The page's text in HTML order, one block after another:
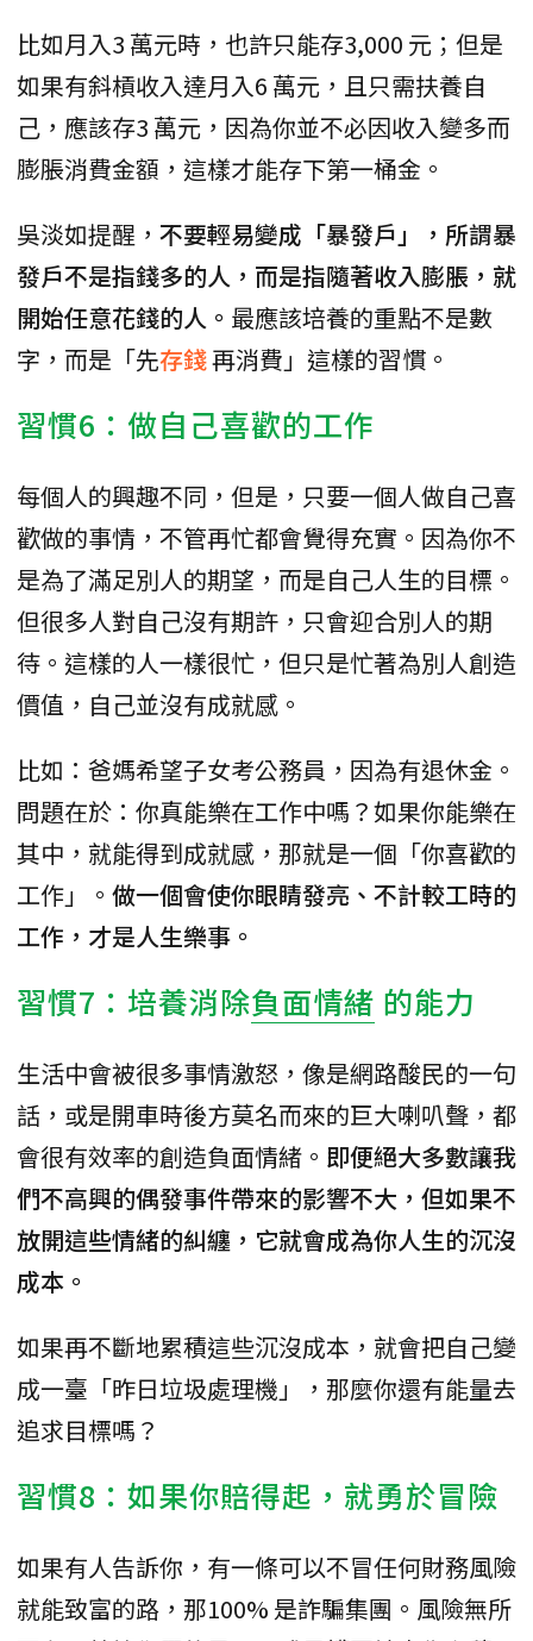
比如月入3 萬元時，也許只能存3,000 元；但是
如果有斜槓收入達月入6 萬元，且只需扶養自
己，應該存3 萬元，因為你並不必因收入變多而
膨脹消費金額，這樣才能存下第一桶金。
吳淡如提醒， 不要輕易變成「暴發戶」，所謂暴
發戶不是指錢多的人，而是指隨著收入膨脹，就
開始任意花錢的人。 最應該培養的重點不是數
字，而是「先存錢再消費」這樣的習慣。
習慣6：做自己喜歡的工作
每個人的興趣不同，但是，只要一個人做自己喜
歡做的事情，不管再忙都會覺得充實。因為你不
是為了滿足別人的期望，而是自己人生的目標。
但很多人對自己沒有期許，只會迎合別人的期
待。這樣的人一樣很忙，但只是忙著為別人創造
價值，自己並沒有成就感。
比如：爸媽希望子女考公務員，因為有退休金。
問題在於：你真能樂在工作中嗎？如果你能樂在
其中，就能得到成就感，那就是一個「你喜歡的
工作」。 做一個會使你眼睛發亮、不計較工時的
工作，才是人生樂事。
習慣7：培養消除負面情緒 的能力
生活中會被很多事情激怒，像是網路酸民的一句
話，或是開車時後方莫名而來的巨大喇叭聲，都
會很有效率的創造負面情緒。 即便絕大多數讓我
們不高興的偶發事件帶來的影響不大，但如果不
放開這些情緒的糾纏，它就會成為你人生的沉沒
成本。
如果再不斷地累積這些沉沒成本，就會把自己變
成一臺「昨日垃圾處理機」，那麼你還有能量去
追求目標嗎？
習慣8：如果你賠得起，就勇於冒險
如果有人告訴你，有一條可以不冒任何財務風險
就能致富的路，那100% 是詐騙集團。風險無所